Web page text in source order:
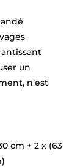
un
n’est
cm + 2 x (63